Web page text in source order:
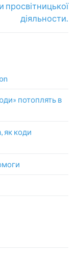
просвітницької
діяльности.
потоплять в
як коди